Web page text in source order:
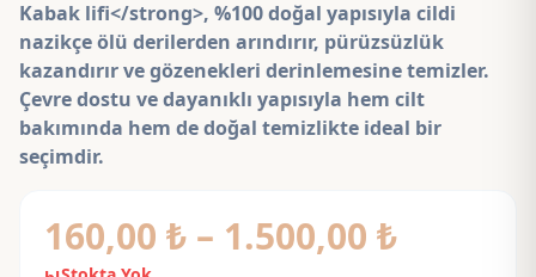
Kabak lifi</strong>, %100 doğal yapısıyla cildi
nazikçe ölü derilerden arındırır, pürüzsüzlük
kazandırır ve gözenekleri derinlemesine temizler.
Çevre dostu ve dayanıklı yapısıyla hem cilt
bakımında hem de doğal temizlikte ideal bir
seçimdir.
160,00 ₺ – 1.500,00 ₺Fiyat